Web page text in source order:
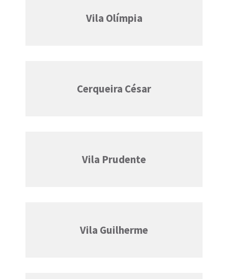
Vila Olímpia
Cerqueira César
Vila Prudente
Vila Guilherme